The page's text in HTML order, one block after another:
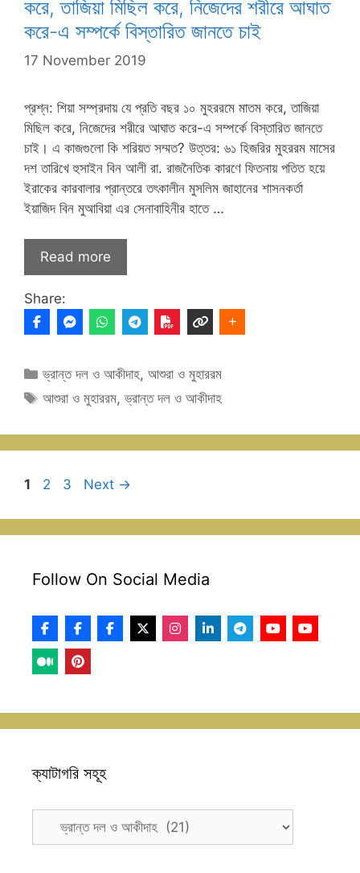
করে, তাজিয়া মিছিল করে, নিজেদের শরীরে আঘাত
করে-এ সম্পর্কে বিস্তারিত জানতে চাই
17 November 2019
প্রশ্ন: শিয়া সম্প্রদায় যে প্রতি বছর ১০ মুহররমে মাতম করে, তাজিয়া
মিছিল করে, নিজেদের শরীরে আঘাত করে-এ সম্পর্কে বিস্তারিত জানতে
চাই। এ কাজগুলো কি শরিয়ত সম্মত? উত্তর: ৬১ হিজরির মুহররম মাসের
দশ তারিখে হুসাইন বিন আলী রা. রাজনৈতিক কারণে ফিতনায় পতিত হয়ে
ইরাকের কারবালার প্রান্তরে তৎকালীন মুসলিম জাহানের শাসনকর্তা
ইয়াজিদ বিন মুআবিয়া এর সেনাবাহিনীর হাতে …
Read more
Share:
Categories
ভ্রান্ত দল ও আকীদাহ,আশুরা ও মুহাররম
Tags
আশুরা ও মুহাররম,ভ্রান্ত দল ও আকীদাহ
Page
1 Page
2 Page
3 Next →
Follow On Social Media
ক্যাটাগরি সহূহ